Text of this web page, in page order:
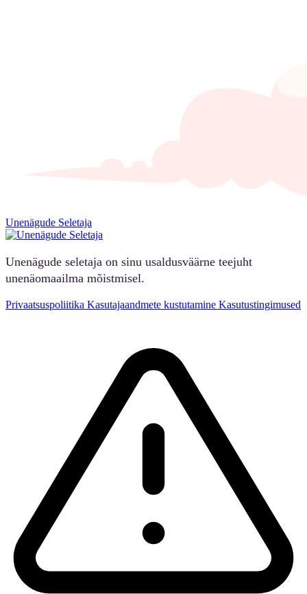
Unenägude Seletaja
Unenägude seletaja on sinu usaldusväärne teejuht
unenäomaailma mõistmisel.
Privaatsuspoliitika Kasutajaandmete kustutamine Kasutustingimused